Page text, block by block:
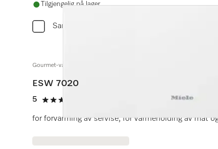
Tilgjengelig på lager
Sammenlign
Gourmet-varmeskuff uten håndtak i 29 cm høyde
ESW 7020
5
5 av 5
for forvarming av servise, for varmeholding av mat